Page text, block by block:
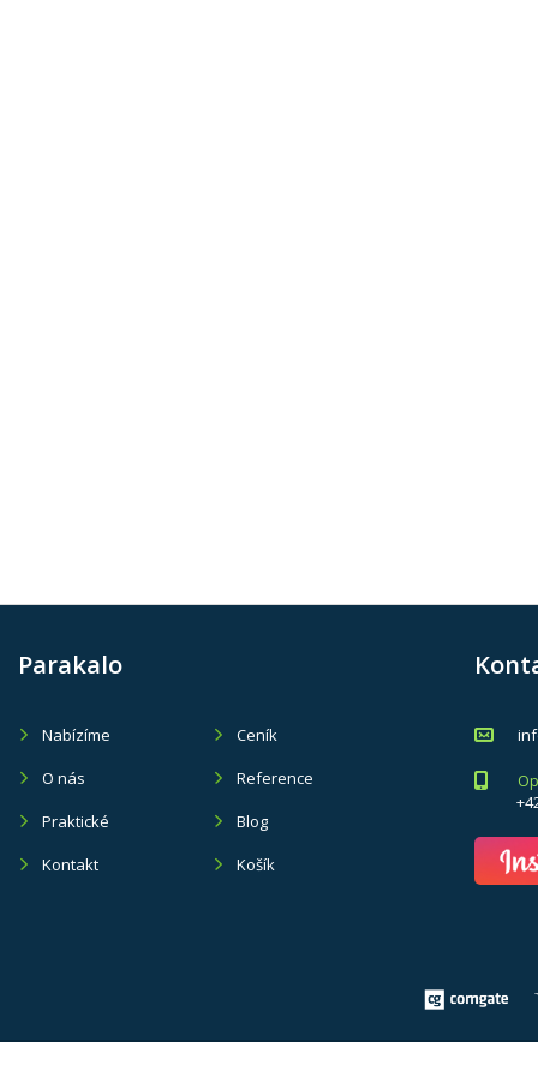
Parakalo
Nabízíme
Ceník
O nás
Reference
Praktické
Blog
Kontakt
Košík